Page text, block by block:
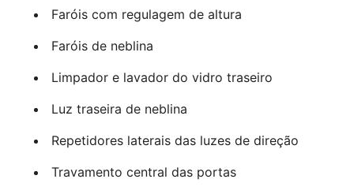
Faróis com regulagem de altura
Faróis de neblina
Limpador e lavador do vidro traseiro
Luz traseira de neblina
Repetidores laterais das luzes de direção
Travamento central das portas